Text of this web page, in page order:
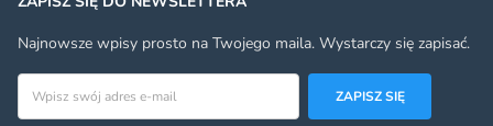
Najnowsze wpisy prosto na Twojego maila. Wystarczy się zapisać.
Adres email
ZAPISZ SIĘ